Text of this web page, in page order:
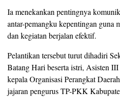
Ia menekankan pentingnya
antar-pemangku kepentingan guna
dan kegiatan berjalan efektif.
Pelantikan tersebut turut dihadiri
Batang Hari beserta istri, Asisten
kepala Organisasi Perangkat
jajaran pengurus TP-PKK